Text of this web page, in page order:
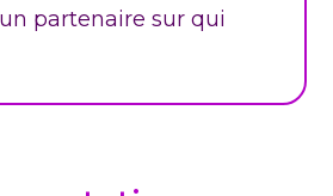
partenaire sur qui